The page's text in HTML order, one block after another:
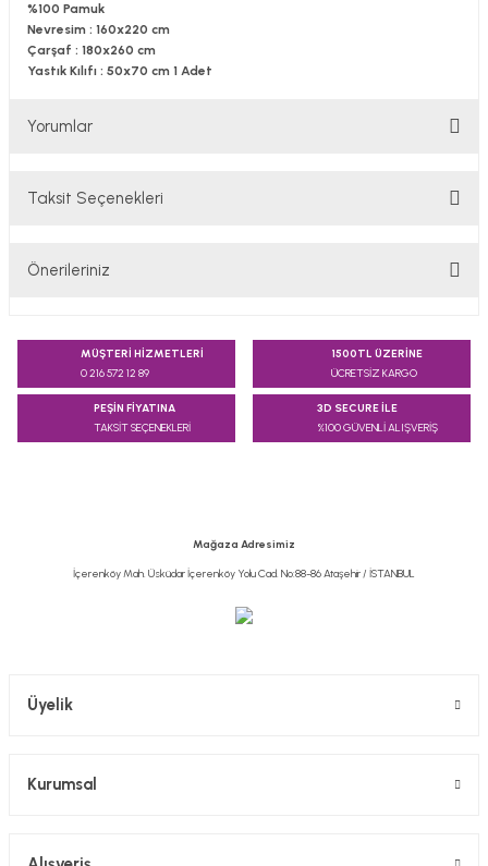
​%100 Pamuk
Nevresim : 160x220 cm
Çarşaf : 180x260 cm
Yastık Kılıfı : 50x70 cm 1 Adet
Yorumlar
Taksit Seçenekleri
Önerileriniz
konularda yetersiz gördüğünüz noktaları öneri formunu
kullanarak tarafımıza iletebilirsiniz.
Ürün resmi kalitesiz, bozuk veya görüntülenemiyor.
MÜŞTERİ HİZMETLERİ
0 216 572 12 89
1500TL ÜZERİNE
ÜCRETSİZ KARGO
PEŞİN FİYATINA
TAKSİT SEÇENEKLERİ
3D SECURE İLE
%100 GÜVENLİ ALIŞVERİŞ
Mağaza Adresimiz
İçerenköy Mah. Üsküdar İçerenköy Yolu Cad. No:88-86 Ataşehir / İSTANBUL
Üyelik
Kurumsal